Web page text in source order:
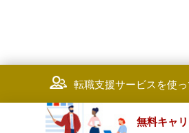
転職支援サービスを使っ
無料キャ